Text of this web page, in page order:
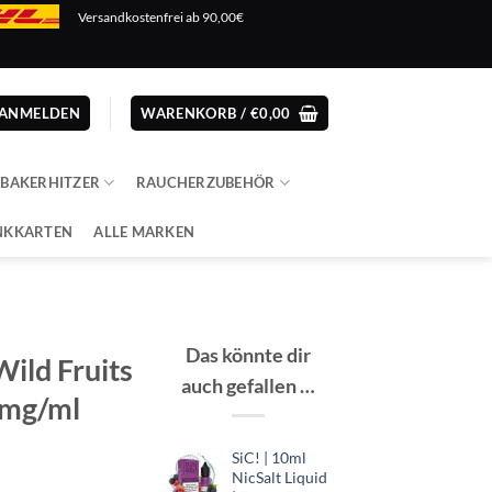
Versandkostenfrei ab 90,00€
WARENKORB / €0,00
RAUCHERZUBEHÖR
ALLE MARKEN
Fruits
ml
Das könnte dir
auch gefallen …
SiC! | 10ml
NicSalt Liquid